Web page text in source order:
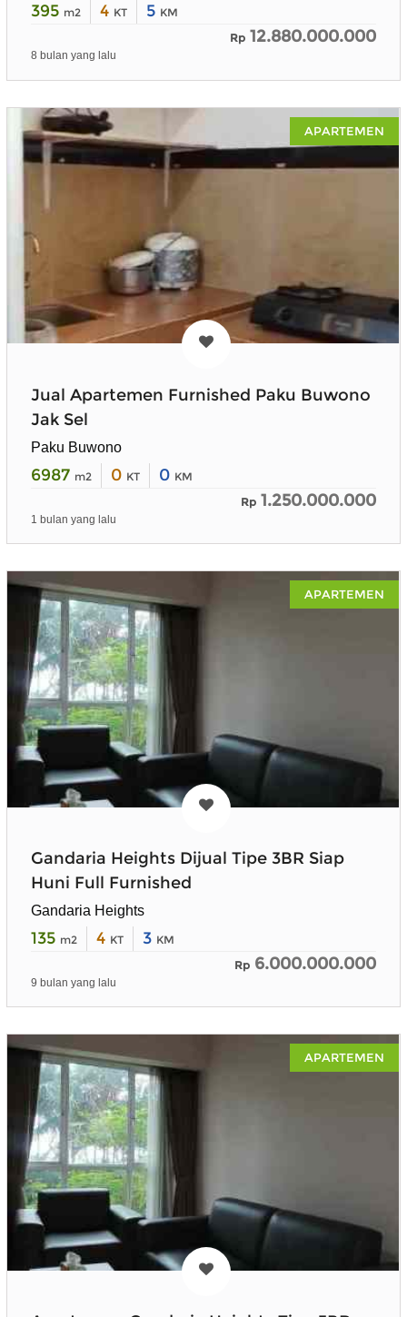
395 m2 4 KT 5 KM
Rp 12.880.000.000
8 bulan yang lalu
APARTEMEN
Jual Apartemen Furnished Paku Buwono
Jak Sel
Paku Buwono
6987 m2 0 KT 0 KM
Rp 1.250.000.000
1 bulan yang lalu
APARTEMEN
Gandaria Heights Dijual Tipe 3BR Siap
Huni Full Furnished
Gandaria Heights
135 m2 4 KT 3 KM
Rp 6.000.000.000
9 bulan yang lalu
APARTEMEN